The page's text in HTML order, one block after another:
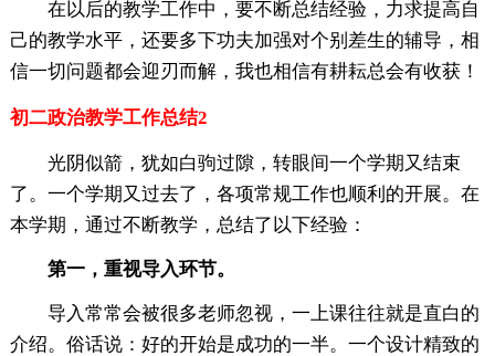
在以后的教学工作中，要不断总结经验，力求提高自
己的教学水平，还要多下功夫加强对个别差生的辅导，相
信一切问题都会迎刃而解，我也相信有耕耘总会有收获！
初二政治教学工作总结2
光阴似箭，犹如白驹过隙，转眼间一个学期又结束
了。一个学期又过去了，各项常规工作也顺利的开展。在
本学期，通过不断教学，总结了以下经验：
第一，重视导入环节。
导入常常会被很多老师忽视，一上课往往就是直白的
介绍。俗话说：好的开始是成功的一半。一个设计精致的